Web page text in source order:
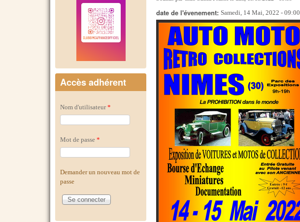
date de l'évenement: Samedi, 14 Mai, 2022 - 09:00
Accès adhérent
Nom d'utilisateur*
Mot de passe *
Demander un nouveau mot de
passe